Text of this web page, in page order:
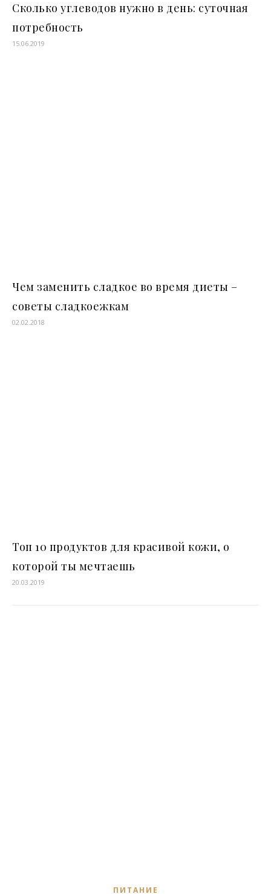
Сколько углеводов нужно в день: суточная
потребность
15.06.2019
Чем заменить сладкое во время диеты –
советы сладкоежкам
02.02.2018
Топ 10 продуктов для красивой кожи, о
которой ты мечтаешь
20.03.2019
ПИТАНИЕ